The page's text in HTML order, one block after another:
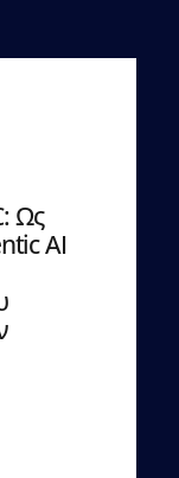
Ως
AI